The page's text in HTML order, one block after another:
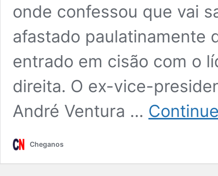
onde confessou que vai
afastado paulatinamente
entrado em cisão com o
direita. O ex-vice-
André Ventura …
Cheganos